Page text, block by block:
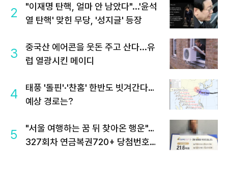
2
"이재명 탄핵, 얼마 안 남았다"...'윤석
열 탄핵' 맞힌 무당, '성지글' 등장
3
중국산 에어콘을 웃돈 주고 산다...유
럽 열광시킨 메이디
4
태풍 '돌핀'·'찬홈' 한반도 빗겨간다…
예상 경로는?
5
"서울 여행하는 꿈 뒤 찾아온 행운"…
327회차 연금복권720+ 당첨번호조